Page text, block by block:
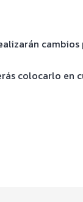
colocarlo